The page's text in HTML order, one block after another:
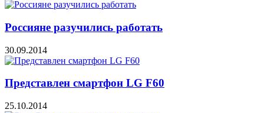
Россияне разучились работать
30.09.2014
Представлен смартфон LG F60
25.10.2014